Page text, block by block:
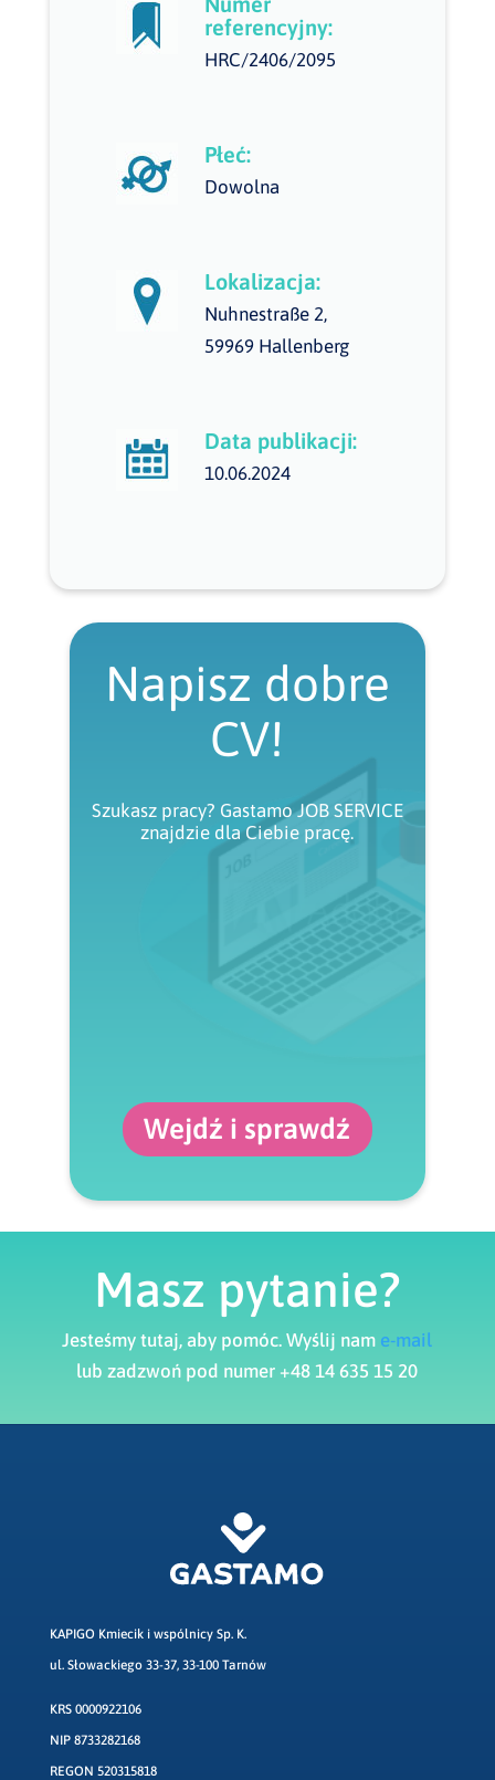
referencyjny:
HRC/2406/2095
Płeć:
Dowolna
Lokalizacja:
Nuhnestraße 2,
59969 Hallenberg
Data publikacji:
10.06.2024
Napisz dobre
CV!
Szukasz pracy? Gastamo JOB SERVICE
znajdzie dla Ciebie pracę.
Wejdź i sprawdź
Masz pytanie?
Jesteśmy tutaj, aby pomóc. Wyślij nam e-mail
lub zadzwoń pod numer +48 14 635 15 20
KAPIGO Kmiecik i wspólnicy Sp. K.
ul. Słowackiego 33-37, 33-100 Tarnów
KRS 0000922106
NIP 8733282168
REGON 520315818